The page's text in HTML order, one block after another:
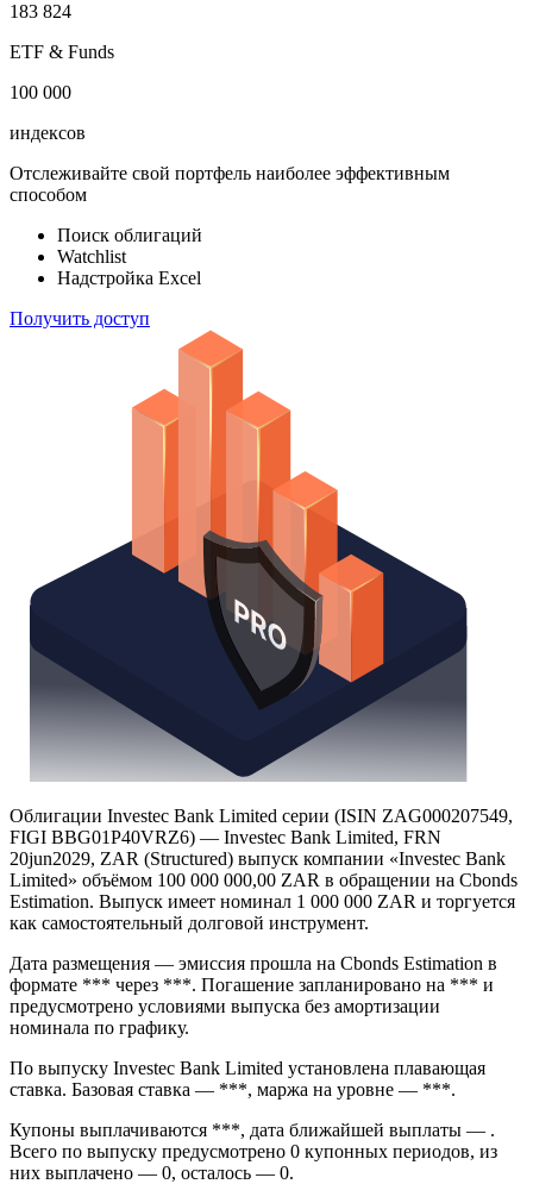
183 824
ETF & Funds
100 000
индексов
Отслеживайте свой портфель наиболее эффективным
способом
Поиск облигаций
Watchlist
Надстройка Excel
Получить доступ
Облигации Investec Bank Limited серии (ISIN ZAG000207549,
FIGI BBG01P40VRZ6) — Investec Bank Limited, FRN
20jun2029, ZAR (Structured) выпуск компании «Investec Bank
Limited» объёмом 100 000 000,00 ZAR в обращении на Cbonds
Estimation. Выпуск имеет номинал 1 000 000 ZAR и торгуется
как самостоятельный долговой инструмент.
Дата размещения — эмиссия прошла на Cbonds Estimation в
формате *** через ***. Погашение запланировано на *** и
предусмотрено условиями выпуска без амортизации
номинала по графику.
По выпуску Investec Bank Limited установлена плавающая
ставка. Базовая ставка — ***, маржа на уровне — ***.
Купоны выплачиваются ***, дата ближайшей выплаты — .
Всего по выпуску предусмотрено 0 купонных периодов, из
них выплачено — 0, осталось — 0.